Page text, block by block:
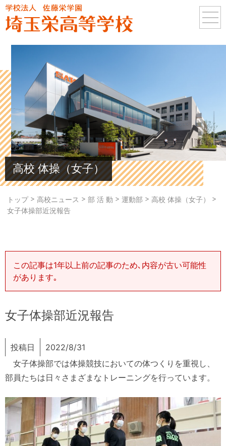
高校 体操（女子）
トップ> 高校ニュース > 部 活 動 > 運動部 > 高校 体操（女子）
>
女子体操部近況報告
この記事は1年以上前の記事のため､内容が古い可能性
があります｡
女子体操部近況報告
投稿日
2022/8/31
女子体操部では体操競技においての体つくりを重視し、
部員たちは日々さまざまなトレーニングを行っています。